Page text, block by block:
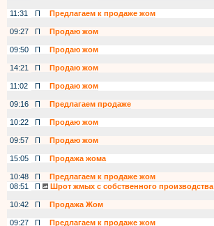
11:31
П Предлагаем к продаже жом
09:27
П Продаю жом
09:50
П Продаю жом
14:21
П Продаю жом
11:02
П Продаю жом
09:16
П Предлагаем продаже
10:22
П Продаю жом
09:57
П Продаю жом
15:05
П Продажа жома
10:48
П Предлагаем к продаже жом
08:51
П Шрот жмых с собственного производства
10:42
П Продажа Жом
09:27
П Предлагаем к продаже жом